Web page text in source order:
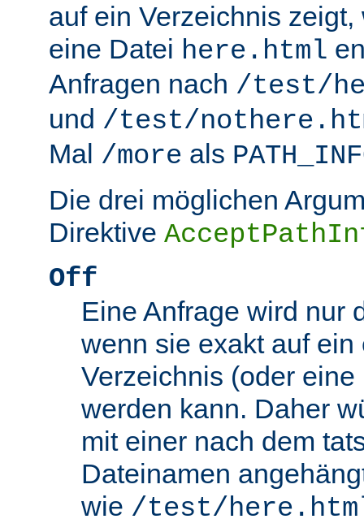
auf ein Verzeichnis
eine Datei here.html
Anfragen nach /test/
und /test/
Mal /more als
Die drei möglichen
Direktive
Off
Eine Anfrage wird nur
wenn sie exakt auf
Verzeichnis (oder
werden kann. Daher
mit einer nach dem
Dateinamen
wie /test/